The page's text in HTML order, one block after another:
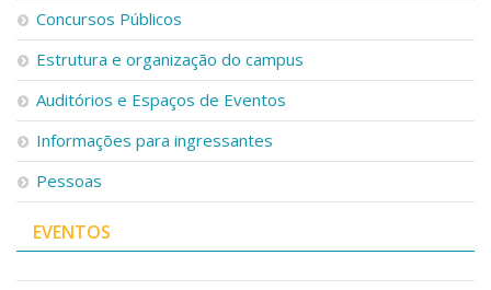
Museus e Espaços Interativos
Serviços
Bibliotecas
Apoio ao Estudante
Segurança, Trânsito e Prevenção
RH, Administrativo e Financeiro
Outros serviços
Comunicação
Assessorias e Mídias
Aplicativos e Sites
Jornal da USP
Concursos Públicos
Estrutura e organização do campus
Auditórios e Espaços de Eventos
Informações para ingressantes
Pessoas
EVENTOS